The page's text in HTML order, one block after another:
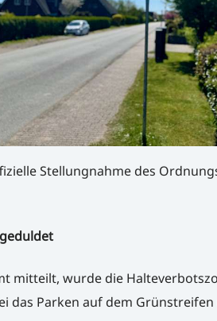
Stellungnahme des
mitteilt, wurde die
das Parken auf dem